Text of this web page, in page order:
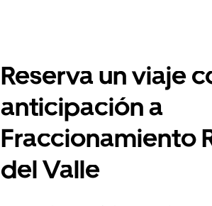
Reserva un viaje
anticipación a
Fraccionamiento
del Valle